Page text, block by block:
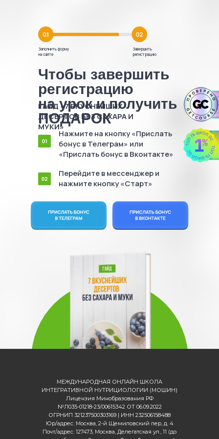
Чтобы завершить
регистрацию
на урок и получить
ПОДАРОК
Нажмите на кнопку «Прислать
бонус в Телеграм» или
«Прислать бонус в Вконтакте»
Заполнить форму
на сайте
Завершить
регистрацию
Перейдите в мессенджер и
нажмите кнопку «Старт»
ГАЙД «7 ВКУСНЕЙШИХ
ДЕСЕРТОВ БЕЗ САХАРА И
МУКИ»
МЕЖДУНАРОДНАЯ ОНЛАЙН ШКОЛА
ИНТЕГРАТИВНОЙ НУТРИЦИОЛОГИИ (МОШИН)
Лицензия Минобразования РФ
№Л035-01218-23/00615342 ОТ 06.09.2022
ОГРНИП 321237500303169 | ИНН 232506158488
Юр/адрес: Москва, 2-й Щемиловский пер, д. 4
Почт/адрес: 127473, Москва, Делегатская ул., 11 (до